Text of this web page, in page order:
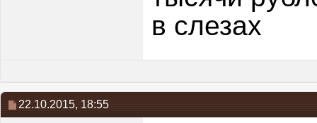
в слезах
22.10.2015, 18:55